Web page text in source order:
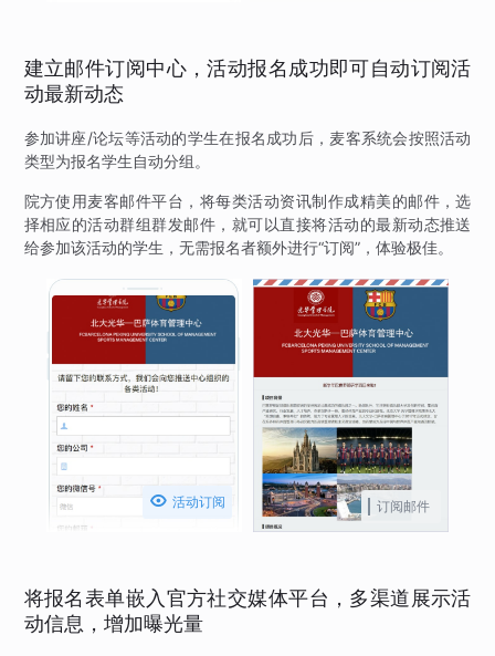
建立邮件订阅中心，活动报名成功即可自动订阅活
动最新动态
参加讲座/论坛等活动的学生在报名成功后，麦客系统会按照活动
类型为报名学生自动分组。
院方使用麦客邮件平台，将每类活动资讯制作成精美的邮件，选
择相应的活动群组群发邮件，就可以直接将活动的最新动态推送
给参加该活动的学生，无需报名者额外进行“订阅”，体验极佳。
 活动订阅 订阅邮件
将报名表单嵌入官方社交媒体平台，多渠道展示活
动信息，增加曝光量